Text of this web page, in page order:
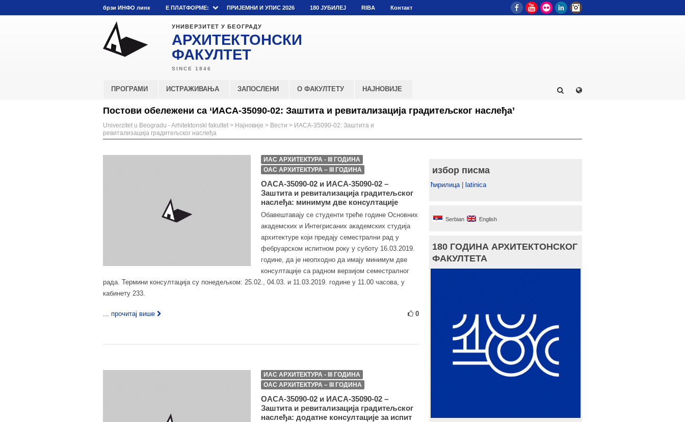
брзи ИНФО линк E ПЛАТФОРМЕ: ПРИЈЕМНИ И УПИС 2026 180 ЈУБИЛЕЈ RIBA Контакт FacebookYouTube
Flickr LinkedIn
УНИВЕРЗИТЕТ У БЕОГРАДУ
АРХИТЕКТОНСКИ
ФАКУЛТЕТ
ПРОГРАМИ ИСТРАЖИВАЊА ЗАПОСЛЕНИ О ФАКУЛТЕТУ НАЈНОВИЈЕ
Постови обележени са ‘ИАСА-35090-02: Заштита и ревитализација градитељског наслеђа’
Univerzitet u Beogradu - Arhitektonski fakultet > Најновије > Вести > ИАСА-35090-02: Заштита и
ревитализација градитељског наслеђа
ИАС АРХИТЕКТУРА - III ГОДИНА
ОАС АРХИТЕКТУРА – III ГОДИНА
ОАСА-35090-02 и ИАСА-35090-02 –
Заштита и ревитализација градитељског
наслеђа: минимум две консултације
Обавештавају се студенти треће године Основних
академских и Интегрисаних академских студија
архитектуре који предају семeстрални рад у
фебруарском испитном року у суботу 16.03.2019.
године, да је неопходно да имају минимум две
консултацијe са радном верзијом семестралног
рада. Термини консултација су понедељком: 25.02., 04.03. и 11.03.2019. године у 11.00 часова, у
кабинету 233.
... прочитај више 0
ИАС АРХИТЕКТУРА - III ГОДИНА
ОАС АРХИТЕКТУРА – III ГОДИНА
ОАСА-35090-02 и ИАСА-35090-02 –
Заштита и ревитализација градитељског
наслеђа: додатне консултације за испит
избор писма
ћирилица| latinica
Serbian English
180 ГОДИНА АРХИТЕКТОНСКОГ
ФАКУЛТЕТА